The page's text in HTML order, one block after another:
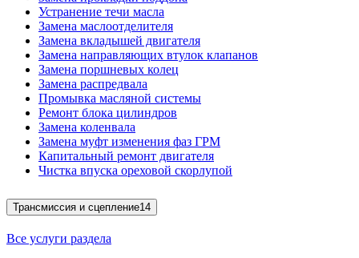
Устранение течи масла
Замена маслоотделителя
Замена вкладышей двигателя
Замена направляющих втулок клапанов
Замена поршневых колец
Замена распредвала
Промывка масляной системы
Ремонт блока цилиндров
Замена коленвала
Замена муфт изменения фаз ГРМ
Капитальный ремонт двигателя
Чистка впуска ореховой скорлупой
Трансмиссия и сцепление14
Все услуги раздела